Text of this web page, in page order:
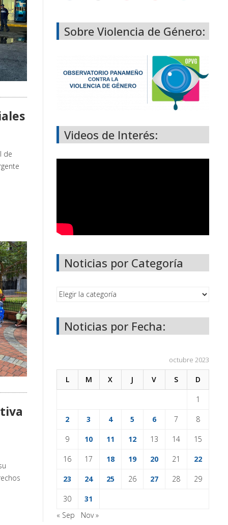
de
Sobre Violencia de Género:
Videos de Interés:
Noticias por Categoría
Noticias por Fecha:
octubre 2023
L M X J V S D
1
2 3 4 5 6 7 8
9 10 11 12 13 14 15
16 17 18 19 20 21 22
23 24 25 26 27 28 29
30
31
« Sep
Nov »